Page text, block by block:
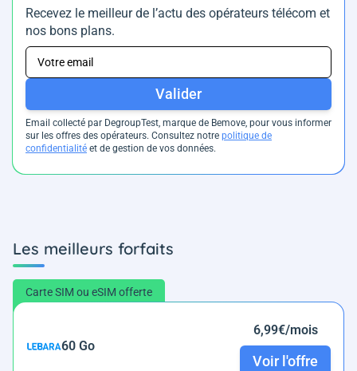
Recevez le meilleur de l’actu des opérateurs télécom et
nos bons plans.
Valider
Email collecté par DegroupTest, marque de Bemove, pour vous informer
sur les offres des opérateurs. Consultez notre politique de
confidentialité et de gestion de vos données.
Les meilleurs forfaits
Carte SIM ou eSIM offerte
60 Go
6,99€/mois
Voir l'offre